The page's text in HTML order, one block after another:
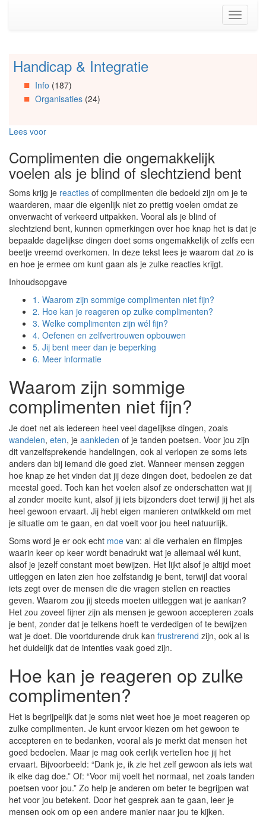
(Accesskey
Toggle
Spring
Artikels
Spring
Spring
Organisaties
Spring
Social
media
Handicap & Integratie
Info (187)
Organisaties(24)
Lees voor
Complimenten die ongemakkelijk
voelen als je blind of slechtziend bent
Soms krijg je reacties of complimenten die bedoeld zijn om je te
waarderen, maar die eigenlijk niet zo prettig voelen omdat ze
onverwacht of verkeerd uitpakken. Vooral als je blind of
slechtziend bent, kunnen opmerkingen over hoe knap het is dat je
bepaalde dagelijkse dingen doet soms ongemakkelijk of zelfs een
beetje vreemd overkomen. In deze tekst lees je waarom dat zo is
en hoe je ermee om kunt gaan als je zulke reacties krijgt.
Inhoudsopgave
1. Waarom zijn sommige complimenten niet fijn?
2. Hoe kan je reageren op zulke complimenten?
3. Welke complimenten zijn wél fijn?
4. Oefenen en zelfvertrouwen opbouwen
5. Jij bent meer dan je beperking
6. Meer informatie
Waarom zijn sommige
complimenten niet fijn?
Je doet net als iedereen heel veel dagelijkse dingen, zoals
wandelen, eten, je aankleden of je tanden poetsen. Voor jou zijn
dit vanzelfsprekende handelingen, ook al verlopen ze soms iets
anders dan bij iemand die goed ziet. Wanneer mensen zeggen
hoe knap ze het vinden dat jij deze dingen doet, bedoelen ze dat
meestal goed. Toch kan het voelen alsof ze onderschatten wat jij
al zonder moeite kunt, alsof jij iets bijzonders doet terwijl jij het als
heel gewoon ervaart. Jij hebt eigen manieren ontwikkeld om met
je situatie om te gaan, en dat voelt voor jou heel natuurlijk.
Soms word je er ook echt moe van: al die verhalen en filmpjes
waarin keer op keer wordt benadrukt wat je allemaal wél kunt,
alsof je jezelf constant moet bewijzen. Het lijkt alsof je altijd moet
uitleggen en laten zien hoe zelfstandig je bent, terwijl dat vooral
iets zegt over de mensen die die vragen stellen en reacties
geven. Waarom zou jij steeds moeten uitleggen wat je aankan?
Het zou zoveel fijner zijn als mensen je gewoon accepteren zoals
je bent, zonder dat je telkens hoeft te verdedigen of te bewijzen
wat je doet. Die voortdurende druk kan frustrerend zijn, ook al is
het duidelijk dat de intenties vaak goed zijn.
Hoe kan je reageren op zulke
complimenten?
Het is begrijpelijk dat je soms niet weet hoe je moet reageren op
zulke complimenten. Je kunt ervoor kiezen om het gewoon te
accepteren en te bedanken, vooral als je merkt dat mensen het
goed bedoelen. Maar je mag ook eerlijk vertellen hoe jij het
ervaart. Bijvoorbeeld: “Dank je, ik zie het zelf gewoon als iets wat
ik elke dag doe.” Of: “Voor mij voelt het normaal, net zoals tanden
poetsen voor jou.” Zo help je anderen om beter te begrijpen wat
het voor jou betekent. Door het gesprek aan te gaan, leer je
mensen ook om op een andere manier naar jou te kijken.